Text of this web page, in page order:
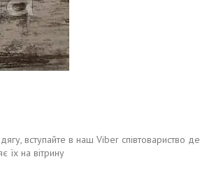
вступайте в наш Viber співтовариство
їх на вітрину